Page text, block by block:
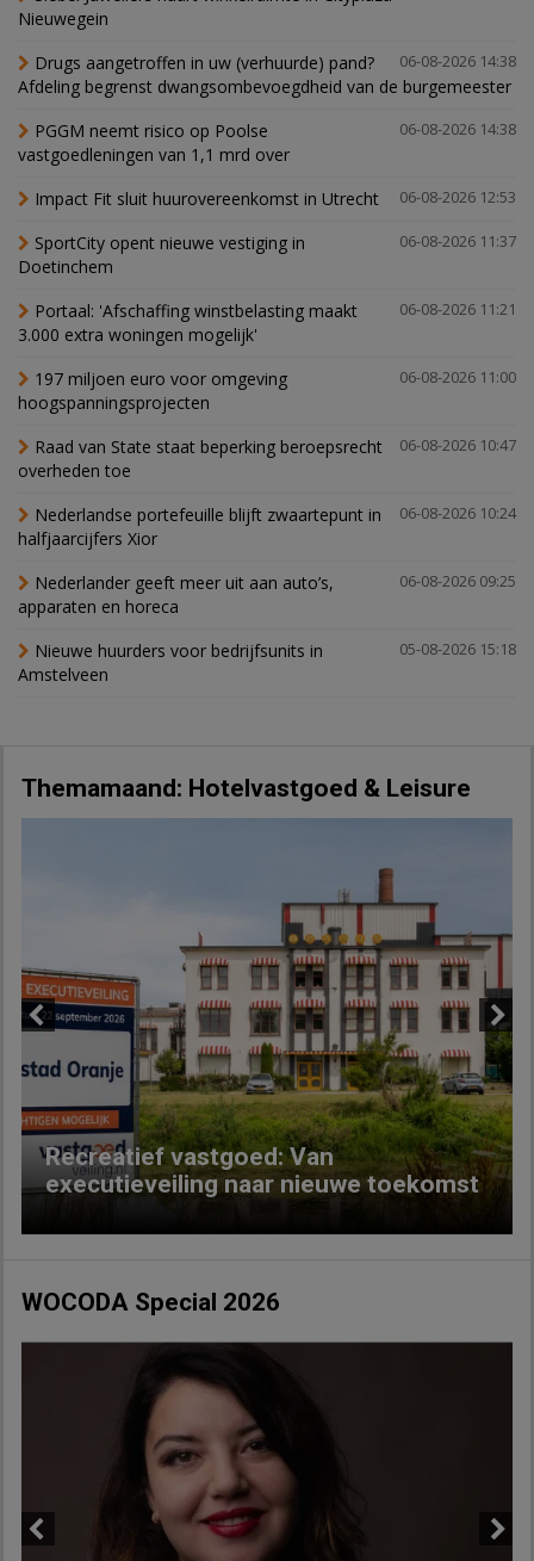
Nieuwegein
06-08-2026 14:38
Drugs aangetroffen in uw (verhuurde) pand?
Afdeling begrenst dwangsombevoegdheid van de burgemeester
06-08-2026 14:38
PGGM neemt risico op Poolse
vastgoedleningen van 1,1 mrd over
06-08-2026 12:53
Impact Fit sluit huurovereenkomst in Utrecht
06-08-2026 11:37
SportCity opent nieuwe vestiging in
Doetinchem
06-08-2026 11:21
Portaal: 'Afschaffing winstbelasting maakt
3.000 extra woningen mogelijk'
06-08-2026 11:00
197 miljoen euro voor omgeving
hoogspanningsprojecten
06-08-2026 10:47
Raad van State staat beperking beroepsrecht
overheden toe
06-08-2026 10:24
Nederlandse portefeuille blijft zwaartepunt in
halfjaarcijfers Xior
06-08-2026 09:25
Nederlander geeft meer uit aan auto’s,
apparaten en horeca
05-08-2026 15:18
Nieuwe huurders voor bedrijfsunits in
Amstelveen
Themamaand: Hotelvastgoed & Leisure
Recreatief vastgoed: Van
executieveiling naar nieuwe toekomst
Next
WOCODA Special 2026